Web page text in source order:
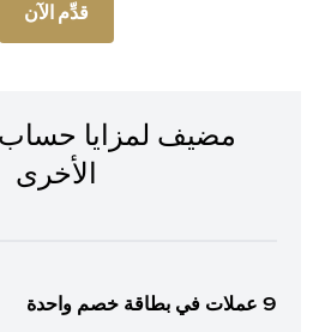
قدِّم الآن
الأخرى
9 عملات في بطاقة خصم واحدة